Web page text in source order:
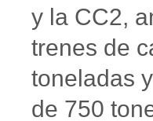
y la CC2,
trenes de
toneladas
de 750